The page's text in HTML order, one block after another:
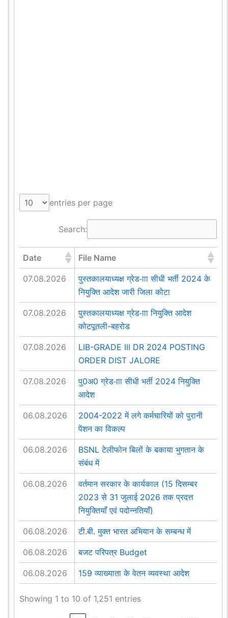
entries per page
Search:
Date File Name
07.08.2026
पुस्तकालयाध्यक्ष ग्रेड-ााा सीधी भर्ती 2024 के
नियुक्ति आदेश जारी जिला कोटा
07.08.2026
पुस्तकालयाध्यक्ष ग्रेड-ााा नियुक्ति आदेश
कोटपूतली-बहरोड
07.08.2026
LIB-GRADE III DR 2024 POSTING
ORDER DIST JALORE
07.08.2026
पु0अ0 ग्रेड-ााा सीधी भर्ती 2024 नियुक्ति
आदेश
06.08.2026
2004-2022 में लगे कर्मचारियों को पुरानी
पेंशन का विकल्प
06.08.2026
BSNL टेलीफोन बिलों के बकाया भुगतान के
संबंध में
06.08.2026
वर्तमान सरकार के कार्यकाल (15 दिसम्बर
2023 से 31 जुलाई 2026 तक प्रदत्त
नियुक्तियाँ एवं पदोन्नतियाँ)
06.08.2026 टी.बी. मुक्त भारत अभियान के सम्बन्ध में
06.08.2026 बजट परिपत्र Budget
06.08.2026 159 व्याख्याता के वेतन व्यवस्था आदेश
Showing 1 to 10 of 1,251 entries